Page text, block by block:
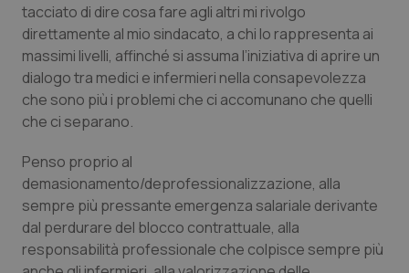
Friuli Venezia Giulia
Lazio
Liguria
Lombardia
Marche
Molise
Dermatite Atopica
Diabete & glucometri
Disturbi dell’umore
Dolore
Donna & Salute
Epatiti
tacciato di dire cosa fare agli altri mi rivolgo
direttamente al mio sindacato, a chi lo rappresenta ai
massimi livelli, affinché si assuma l’iniziativa di aprire un
dialogo tra medici e infermieri nella consapevolezza
che sono più i problemi che ci accomunano che quelli
che ci separano.
Penso proprio al
demasionamento/deprofessionalizzazione, alla
sempre più pressante emergenza salariale derivante
dal perdurare del blocco contrattuale, alla
responsabilità professionale che colpisce sempre più